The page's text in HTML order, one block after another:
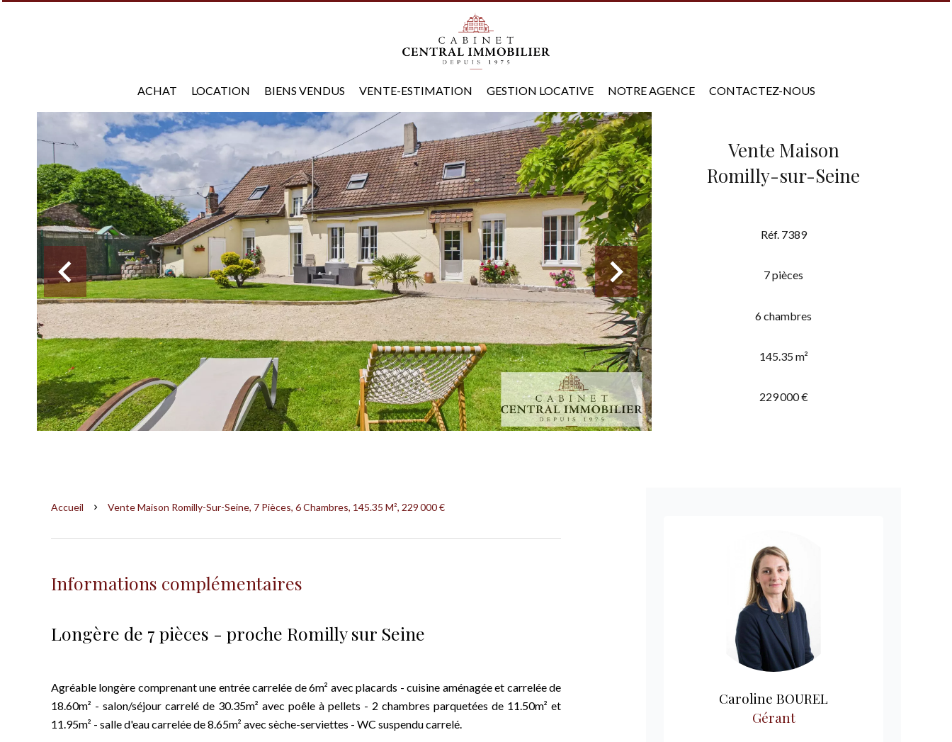
ACHAT LOCATION BIENS VENDUS VENTE-ESTIMATION GESTION LOCATIVE NOTRE AGENCE CONTACTEZ-NOUS
Vente Maison
Romilly-sur-Seine
Réf. 7389
7 pièces
6 chambres
145.35 m²
229 000 €
Accueil Vente Maison Romilly-Sur-Seine, 7 Pièces, 6 Chambres, 145.35 M², 229 000 €
Informations complémentaires
Longère de 7 pièces - proche Romilly sur Seine
Agréable longère comprenant une entrée carrelée de 6m² avec placards - cuisine aménagée et carrelée de
18.60m² - salon/séjour carrelé de 30.35m² avec poêle à pellets - 2 chambres parquetées de 11.50m² et
11.95m² - salle d'eau carrelée de 8.65m² avec sèche-serviettes - WC suspendu carrelé.
Caroline BOUREL
Gérant